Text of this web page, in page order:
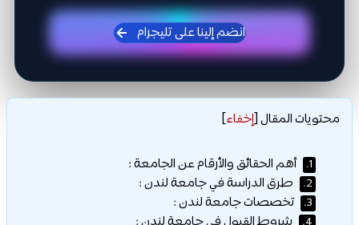
انضم إلينا على تليجرام
محتويات المقال[إخفاء]
1. أهم الحقائق والأرقام عن الجامعة :
2. طرق الدراسة في جامعة لندن :
3. تخصصات جامعة لندن :